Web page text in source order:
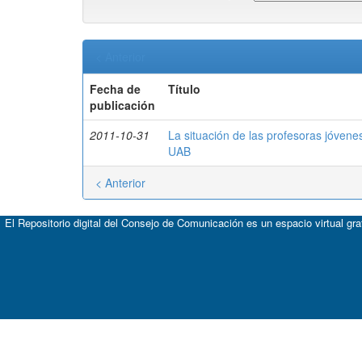
Fecha de
publicación
Título
2011-10-31
La situación de las profesoras
UAB
< Anterior
El Repositorio digital del Consejo de Comunicación es un espacio virtual